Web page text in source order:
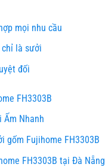
mọi nhu cầu
là sưởi
đối
FH3303B
Nhanh
gốm Fujihome FH3303B
FH3303B tại Đà Nẵng